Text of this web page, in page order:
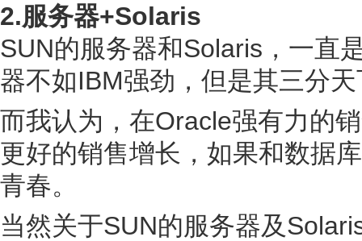
2.服务器+Solaris
SUN的服务器和Solaris，一直
器不如IBM强劲，但是其三分
而我认为，在Oracle强有力的
更好的销售增长，如果和数据
青春。
当然关于SUN的服务器及